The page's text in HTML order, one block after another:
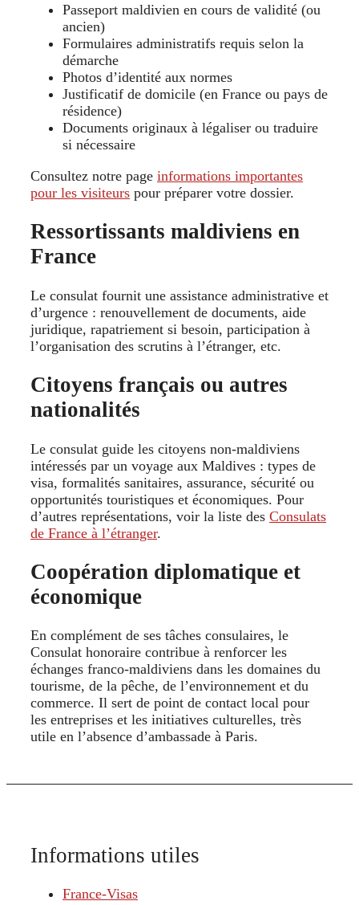
Passeport maldivien en cours de validité (ou
ancien)
Formulaires administratifs requis selon la
démarche
Photos d’identité aux normes
Justificatif de domicile (en France ou pays de
résidence)
Documents originaux à légaliser ou traduire
si nécessaire
Consultez notre page informations importantes
pour les visiteurs pour préparer votre dossier.
Ressortissants maldiviens en
France
Le consulat fournit une assistance administrative et
d’urgence : renouvellement de documents, aide
juridique, rapatriement si besoin, participation à
l’organisation des scrutins à l’étranger, etc.
Citoyens français ou autres
nationalités
Le consulat guide les citoyens non-maldiviens
intéressés par un voyage aux Maldives : types de
visa, formalités sanitaires, assurance, sécurité ou
opportunités touristiques et économiques. Pour
d’autres représentations, voir la liste des Consulats
de France à l’étranger.
Coopération diplomatique et
économique
En complément de ses tâches consulaires, le
Consulat honoraire contribue à renforcer les
échanges franco-maldiviens dans les domaines du
tourisme, de la pêche, de l’environnement et du
commerce. Il sert de point de contact local pour
les entreprises et les initiatives culturelles, très
utile en l’absence d’ambassade à Paris.
Informations utiles
France-Visas